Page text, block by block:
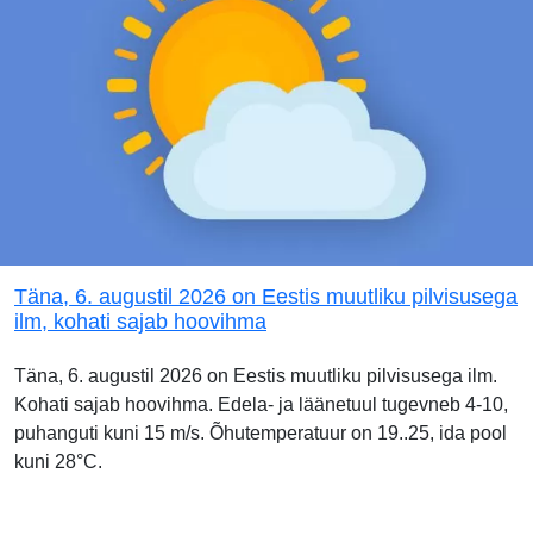
Täna, 6. augustil 2026 on Eestis muutliku pilvisusega
ilm, kohati sajab hoovihma
Täna, 6. augustil 2026 on Eestis muutliku pilvisusega ilm.
Kohati sajab hoovihma. Edela- ja läänetuul tugevneb 4-10,
puhanguti kuni 15 m/s. Õhutemperatuur on 19..25, ida pool
kuni 28°C.